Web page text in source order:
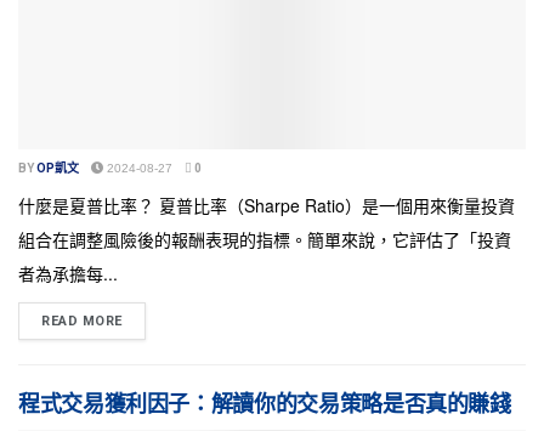
BYOP凱文 2024-08-27 0
什麼是夏普比率？ 夏普比率（Sharpe Ratio）是一個用來衡量投資
組合在調整風險後的報酬表現的指標。簡單來說，它評估了「投資
者為承擔每...
READ MORE
程式交易獲利因子：解讀你的交易策略是否真的賺錢